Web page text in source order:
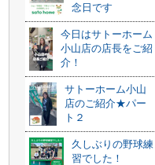
念日です
今日はサトーホーム
小山店の店長をご紹
介！
サトーホーム小山
店のご紹介★パー
ト２
久しぶりの野球練
習でした！